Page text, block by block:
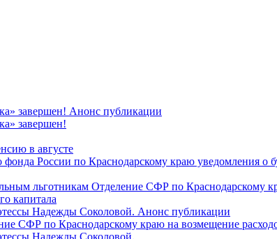
завершен! Анонс публикации
завершен!
в августе
России по Краснодарскому краю уведомления о
льготникам Отделение СФР по Краснодарскому
капитала
Надежды Соколовой. Анонс публикации
СФР по Краснодарскому краю на возмещение
Надежды Соколовой.